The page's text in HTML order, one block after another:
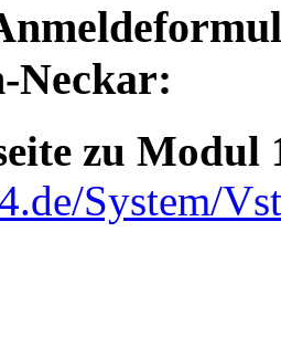
Neckar:
zu Modul
System/